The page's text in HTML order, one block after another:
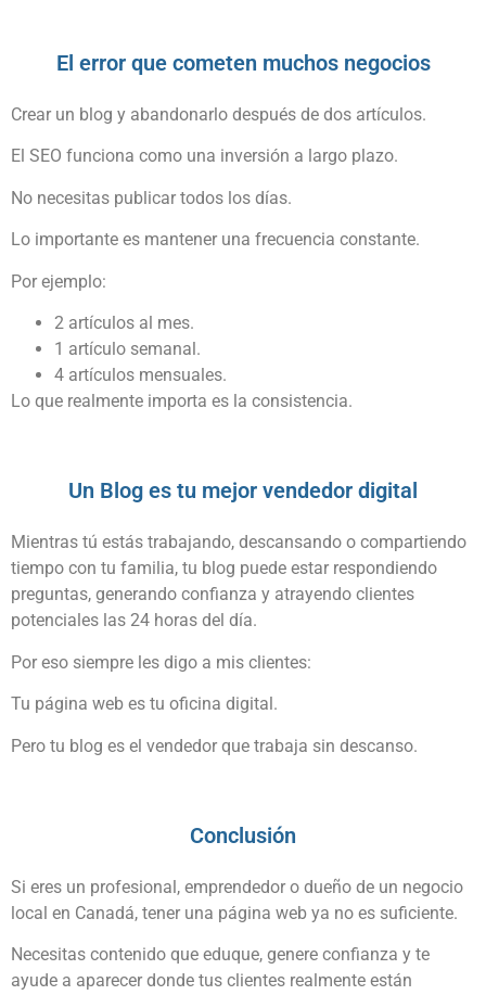
El error que cometen muchos negocios
Crear un blog y abandonarlo después de dos artículos.
El SEO funciona como una inversión a largo plazo.
No necesitas publicar todos los días.
Lo importante es mantener una frecuencia constante.
Por ejemplo:
2 artículos al mes.
1 artículo semanal.
4 artículos mensuales.
Lo que realmente importa es la consistencia.
Un Blog es tu mejor vendedor digital
Mientras tú estás trabajando, descansando o compartiendo
tiempo con tu familia, tu blog puede estar respondiendo
preguntas, generando confianza y atrayendo clientes
potenciales las 24 horas del día.
Por eso siempre les digo a mis clientes:
Tu página web es tu oficina digital.
Pero tu blog es el vendedor que trabaja sin descanso.
Conclusión
Si eres un profesional, emprendedor o dueño de un negocio
local en Canadá, tener una página web ya no es suficiente.
Necesitas contenido que eduque, genere confianza y te
ayude a aparecer donde tus clientes realmente están